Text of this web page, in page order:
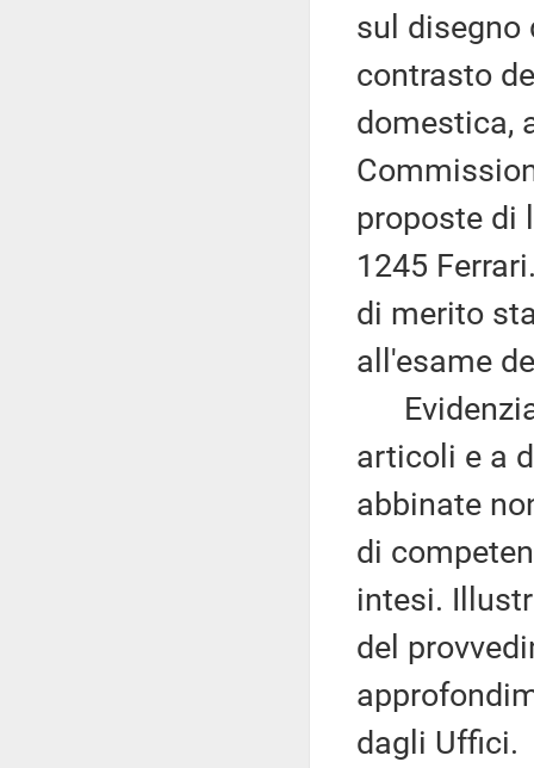
sul disegno
contrasto
domestica,
proposte di
1245
di merito
all'esame
Evidenzia
articoli e a
abbinate
di
intesi.
del
dagli Uffici.